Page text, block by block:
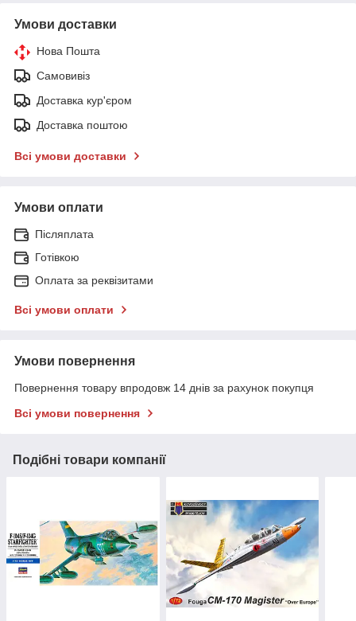
Умови доставки
Нова Пошта
Самовивіз
Доставка кур'єром
Доставка поштою
Всі умови доставки
Умови оплати
Післяплата
Готівкою
Оплата за реквізитами
Всі умови оплати
Умови повернення
Повернення товару впродовж 14 днів за рахунок покупця
Всі умови повернення
Подібні товари компанії